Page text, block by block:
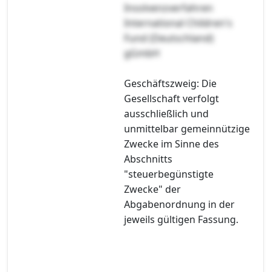
Insolvenzverfahren
International Children's
Fund (Deutschland)
gGmbH
Geschäftszweig: Die
Gesellschaft verfolgt
ausschließlich und
unmittelbar gemeinnützige
Zwecke im Sinne des
Abschnitts
"steuerbegünstigte
Zwecke" der
Abgabenordnung in der
jeweils gültigen Fassung.